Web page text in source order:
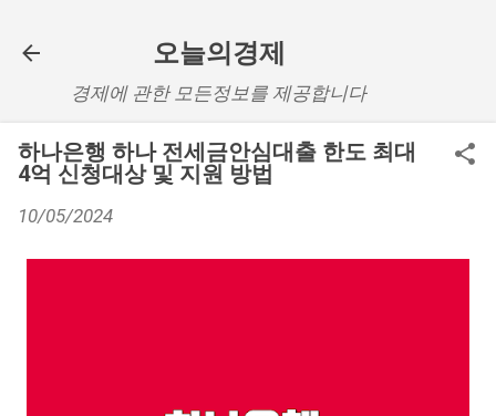
오늘의경제
경제에 관한 모든정보를 제공합니다
하나은행 하나 전세금안심대출 한도 최대
4억 신청대상 및 지원 방법
10/05/2024